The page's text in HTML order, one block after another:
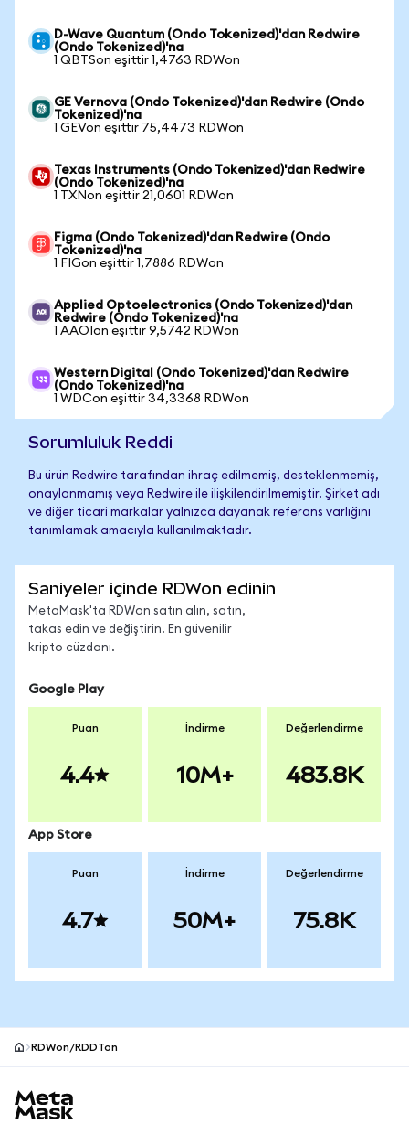
D-Wave Quantum (Ondo Tokenized)'dan Redwire
(Ondo Tokenized)'na
1 QBTSon eşittir 1,4763 RDWon
GE Vernova (Ondo Tokenized)'dan Redwire (Ondo
Tokenized)'na
1 GEVon eşittir 75,4473 RDWon
Texas Instruments (Ondo Tokenized)'dan Redwire
(Ondo Tokenized)'na
1 TXNon eşittir 21,0601 RDWon
Figma (Ondo Tokenized)'dan Redwire (Ondo
Tokenized)'na
1 FIGon eşittir 1,7886 RDWon
Applied Optoelectronics (Ondo Tokenized)'dan
Redwire (Ondo Tokenized)'na
1 AAOIon eşittir 9,5742 RDWon
Western Digital (Ondo Tokenized)'dan Redwire
(Ondo Tokenized)'na
1 WDCon eşittir 34,3368 RDWon
Sorumluluk Reddi
Bu ürün Redwire tarafından ihraç edilmemiş, desteklenmemiş,
onaylanmamış veya Redwire ile ilişkilendirilmemiştir. Şirket adı
ve diğer ticari markalar yalnızca dayanak referans varlığını
tanımlamak amacıyla kullanılmaktadır.
Saniyeler içinde RDWon edinin
MetaMask'ta RDWon satın alın, satın,
takas edin ve değiştirin. En güvenilir
kripto cüzdanı.
Google Play
Puan
4.4
İndirme
10M+
Değerlendirme
483.8K
App Store
Puan
4.7
İndirme
50M+
Değerlendirme
75.8K
RDWon/RDDTon